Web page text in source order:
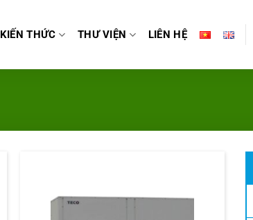
KIẾN THỨC THƯ VIỆN LIÊN HỆ